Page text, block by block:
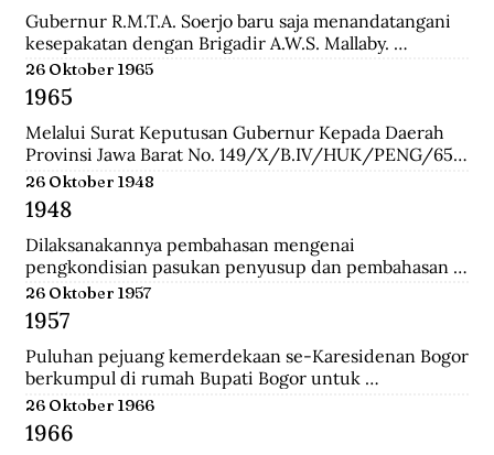
Gubernur R.M.T.A. Soerjo baru saja menandatangani
kesepakatan dengan Brigadir A.W.S. Mallaby.
Pertemuan yang terbilang sukses itu melahirkan
empat kesepakatan: 1. Pihak Inggris (baca:Sekutu)
mengakui keberadaan Republik Indonesia sebatas
distrik Surabaya. 2. Pihak Inggris tidak akan
membawa masuk pasukan Belanda dan tidak ada
pasukan Belanda yang disusupkan pada pasukan
Inggris yang mendarat di Surabaya. 3. Pasukan Inggris
hanya dibolehkan berada pada radius 800 meter dari
pelabuhan. 4. Untuk memperlancar komunikasi
antara pihak Inggris dengan Republik dalam
keseharian, maka dibentuk Biro Kontak
beranggotakan perwakilan dari kedua belah pihak.
26 Oktober 1965
1965
Melalui Surat Keputusan Gubernur Kepada Daerah
Provinsi Jawa Barat No. 149/X/B.IV/HUK/PENG/65,
Mashudi memberhentikan sementara waktu delapan
anggota PKI yang duduk dalam DPRD-GR. Mereka
adalah Suharna Affandi, Abbas Usman, Akhmad
Suganda, Enok Rokhayati, Mustofa, Cece Suryadi,
Sukra Prawira Sentana, dan Suhlan Sujana.
26 Oktober 1948
1948
Dilaksanakannya pembahasan mengenai
pengkondisian pasukan penyusup dan pembahasan
taktik untuk melawan pasukan Negara Pasundan dan
DI/TII.
26 Oktober 1957
1957
Puluhan pejuang kemerdekaan se-Karesidenan Bogor
berkumpul di rumah Bupati Bogor untuk
menyepakati gedung di Jalan Cikeumeuh sebagai
Museum Perjoangan.
26 Oktober 1966
1966